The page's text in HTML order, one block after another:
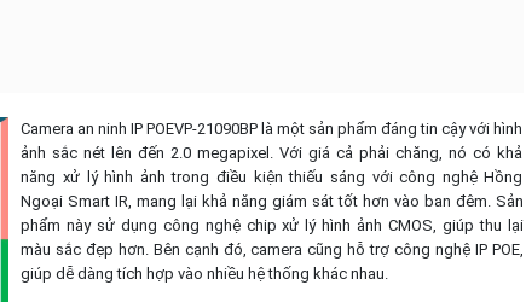
Camera an ninh IP POEVP-21090BP là một sản phẩm đáng tin cậy với hình
ảnh sắc nét lên đến 2.0 megapixel. Với giá cả phải chăng, nó có khả
năng xử lý hình ảnh trong điều kiện thiếu sáng với công nghệ Hồng
Ngoại Smart IR, mang lại khả năng giám sát tốt hơn vào ban đêm. Sản
phẩm này sử dụng công nghệ chip xử lý hình ảnh CMOS, giúp thu lại
màu sắc đẹp hơn. Bên cạnh đó, camera cũng hỗ trợ công nghệ IP POE,
giúp dễ dàng tích hợp vào nhiều hệ thống khác nhau.